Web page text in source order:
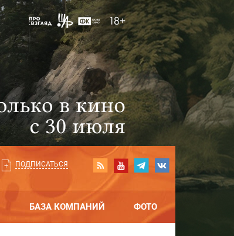
ПОДПИСАТЬСЯ
БАЗА КОМПАНИЙ ФОТО